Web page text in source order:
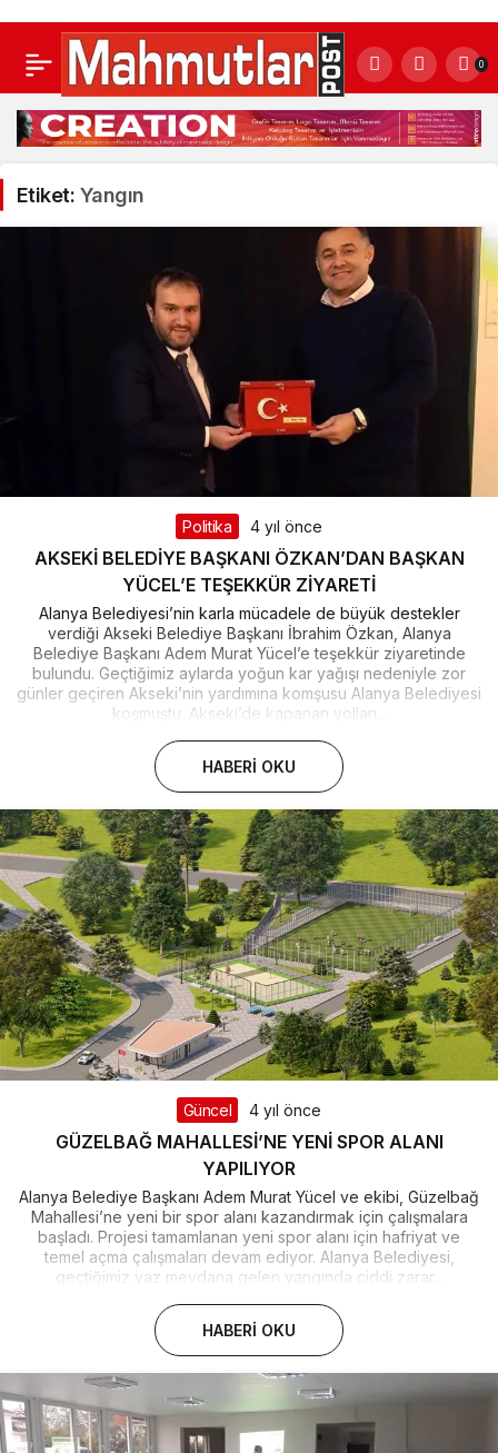
0
Etiket: Yangın
Politika 4 yıl önce
AKSEKİ BELEDİYE BAŞKANI ÖZKAN’DAN BAŞKAN
YÜCEL’E TEŞEKKÜR ZİYARETİ
Alanya Belediyesi’nin karla mücadele de büyük destekler
verdiği Akseki Belediye Başkanı İbrahim Özkan, Alanya
Belediye Başkanı Adem Murat Yücel’e teşekkür ziyaretinde
bulundu. Geçtiğimiz aylarda yoğun kar yağışı nedeniyle zor
günler geçiren Akseki’nin yardımına komşusu Alanya Belediyesi
koşmuştu. Akseki’de kapanan yolları...
HABERI OKU
Güncel 4 yıl önce
GÜZELBAĞ MAHALLESİ’NE YENİ SPOR ALANI
YAPILIYOR
Alanya Belediye Başkanı Adem Murat Yücel ve ekibi, Güzelbağ
Mahallesi’ne yeni bir spor alanı kazandırmak için çalışmalara
başladı. Projesi tamamlanan yeni spor alanı için hafriyat ve
temel açma çalışmaları devam ediyor. Alanya Belediyesi,
geçtiğimiz yaz meydana gelen yangında ciddi zarar...
HABERI OKU